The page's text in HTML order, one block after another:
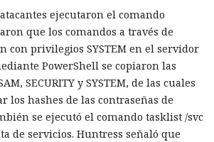
superó los mil millones — casi el
que fue de alrededor de 520 millones.
ejecutaron el comando
que los comandos a través de
con privilegios SYSTEM en el servidor
PowerShell se copiaron las
SECURITY y SYSTEM, de las cuales
los hashes de las contraseñas de
se ejecutó el comando tasklist /svc
de servicios. Huntress señaló que